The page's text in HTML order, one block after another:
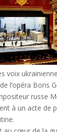
voix
l’opéra Boris
russe
à un acte de